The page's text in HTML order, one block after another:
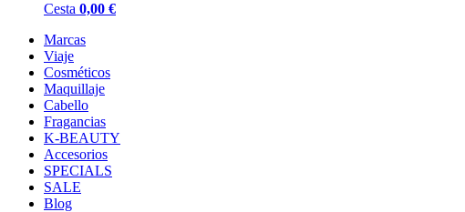
Cesta 0,00 €
Marcas
Viaje
Cosméticos
Maquillaje
Cabello
Fragancias
K-BEAUTY
Accesorios
SPECIALS
SALE
Blog